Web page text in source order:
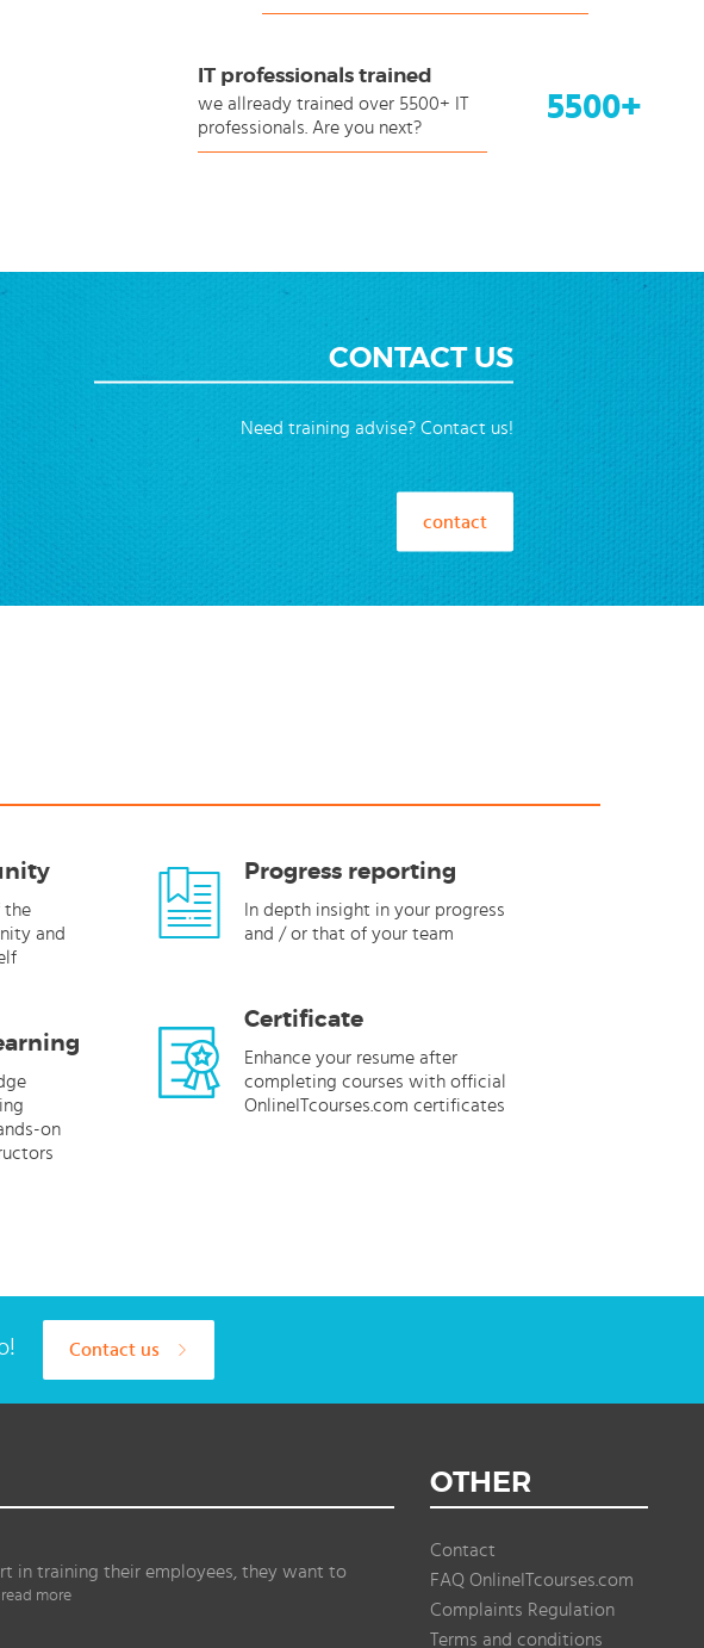
5500+
IT professionals trained
we allready trained over 5500+ IT
professionals. Are you next?
CONTACT US
Need training advise? Contact us!
contact
the
and
on
Progress reporting
In depth insight in your progress
and / or that of your team
Certificate
Enhance your resume after
completing courses with official
OnlineITcourses.com certificates
Contact us
in training their employees, they want to
read more
OTHER
Contact
FAQ OnlineITcourses.com
Complaints Regulation
Terms and conditions